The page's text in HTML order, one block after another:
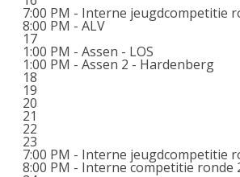
7:00 PM - Interne jeugdcompetitie
8:00 PM - ALV
17
1:00 PM - Assen - LOS
1:00 PM - Assen 2 - Hardenberg
18
19
20
21
22
23
7:00 PM - Interne jeugdcompetitie
8:00 PM - Interne competitie ronde